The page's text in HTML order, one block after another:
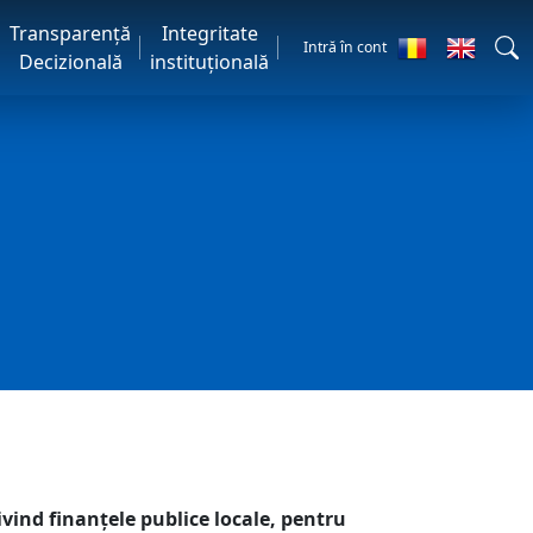
Transparență
Decizională
Integritate
instituțională
Intră în cont
finanţele publice locale, pentru